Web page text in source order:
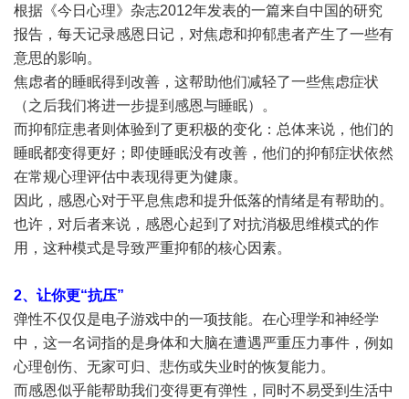
根据《今日心理》杂志2012年发表的一篇来自中国的研究
报告，每天记录感恩日记，对焦虑和抑郁患者产生了一些有
意思的影响。
焦虑者的睡眠得到改善，这帮助他们减轻了一些焦虑症状
（之后我们将进一步提到感恩与睡眠）。
而抑郁症患者则体验到了更积极的变化：总体来说，他们的
睡眠都变得更好；即使睡眠没有改善，他们的抑郁症状依然
在常规心理评估中表现得更为健康。
因此，感恩心对于平息焦虑和提升低落的情绪是有帮助的。
也许，对后者来说，感恩心起到了对抗消极思维模式的作
用，这种模式是导致严重抑郁的核心因素。
2、让你更“抗压”
弹性不仅仅是电子游戏中的一项技能。在心理学和神经学
中，这一名词指的是身体和大脑在遭遇严重压力事件，例如
心理创伤、无家可归、悲伤或失业时的恢复能力。
而感恩似乎能帮助我们变得更有弹性，同时不易受到生活中